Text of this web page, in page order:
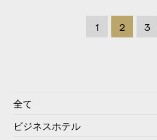
1 2 3
全て
ビジネスホテル